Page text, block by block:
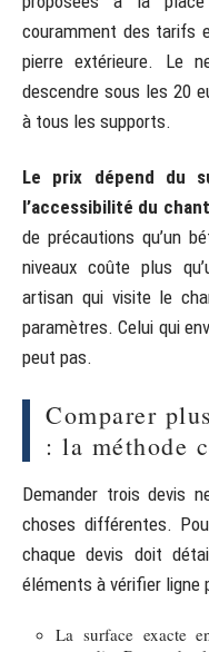
couramment des tarifs
pierre extérieure. Le
descendre sous les 20
à tous les supports.
Le prix dépend du
l’accessibilité du
de précautions qu’un
niveaux coûte plus
artisan qui visite le
paramètres. Celui qui
peut pas.
Comparer
: la méthode
Demander trois devis
choses différentes.
chaque devis doit
éléments à vérifier ligne
La surface exacte